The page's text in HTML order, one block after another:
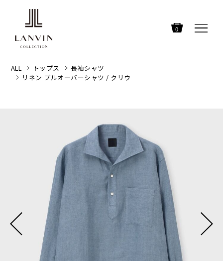
0
ALL トップス
長袖シャツ
リネン プルオーバーシャツ / クリウ